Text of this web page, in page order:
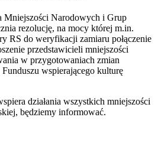
Mniejszości Narodowych i Grup
rezolucję, na mocy której m.in.
RS do weryfikacji zamiaru połączenie
przedstawicieli mniejszości
w przygotowaniach zmian
wspierającego kulturę
działania wszystkich mniejszości
będziemy informować.